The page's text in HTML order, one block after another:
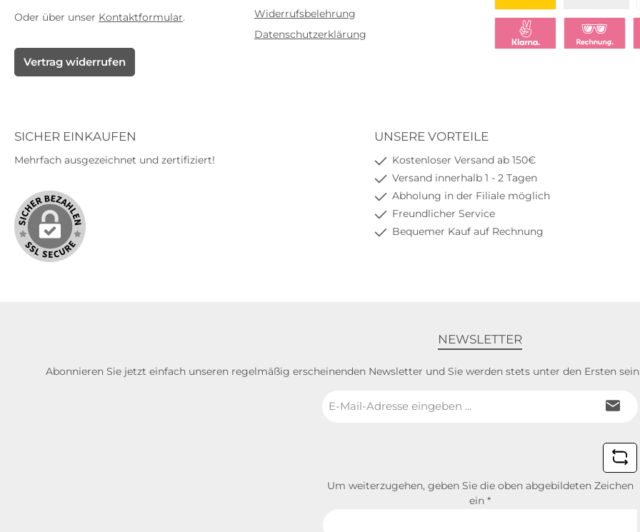
Oder über unser Kontaktformular.
Vertrag widerrufen
Widerrufsbelehrung
Datenschutzerklärung
DHL
SICHER EINKAUFEN
Mehrfach ausgezeichnet und zertifiziert!
UNSERE VORTEILE
Kostenloser Versand ab 150€
Versand innerhalb 1 - 2 Tagen
Abholung in der Filiale möglich
Freundlicher Service
Bequemer Kauf auf Rechnung
NEWSLETTER
Abonnieren Sie jetzt einfach unseren regelmäßig erscheinenden Newsletter und Sie werden stets unter den Ersten
Mail-
Um weiterzugehen, geben Sie die oben abgebildeten Zeichen
ein *